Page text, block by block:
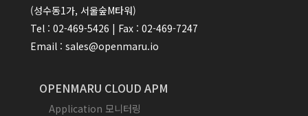
(성수동1가, 서울숲M타워)
Tel : 02-469-5426 | Fax : 02-469-7247
Email : sales@openmaru.io
OPENMARU CLOUD APM
Application 모니터링